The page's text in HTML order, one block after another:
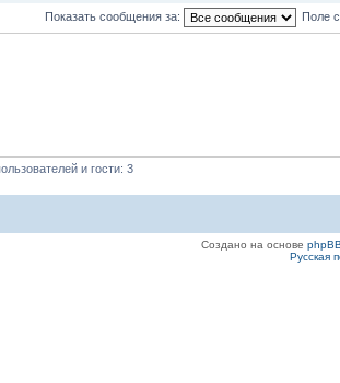
Показать сообщения за: Поле
и гости: 3
Создано на основе phpBB
Русская